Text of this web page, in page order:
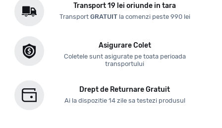
Transport 19 lei oriunde in tara
Transport GRATUITla comenzi peste 990 lei
Asigurare Colet
Coletele sunt asigurate pe toata perioada
transportului
Drept de Returnare Gratuit
Ai la dispozitie 14 zile sa testezi produsul